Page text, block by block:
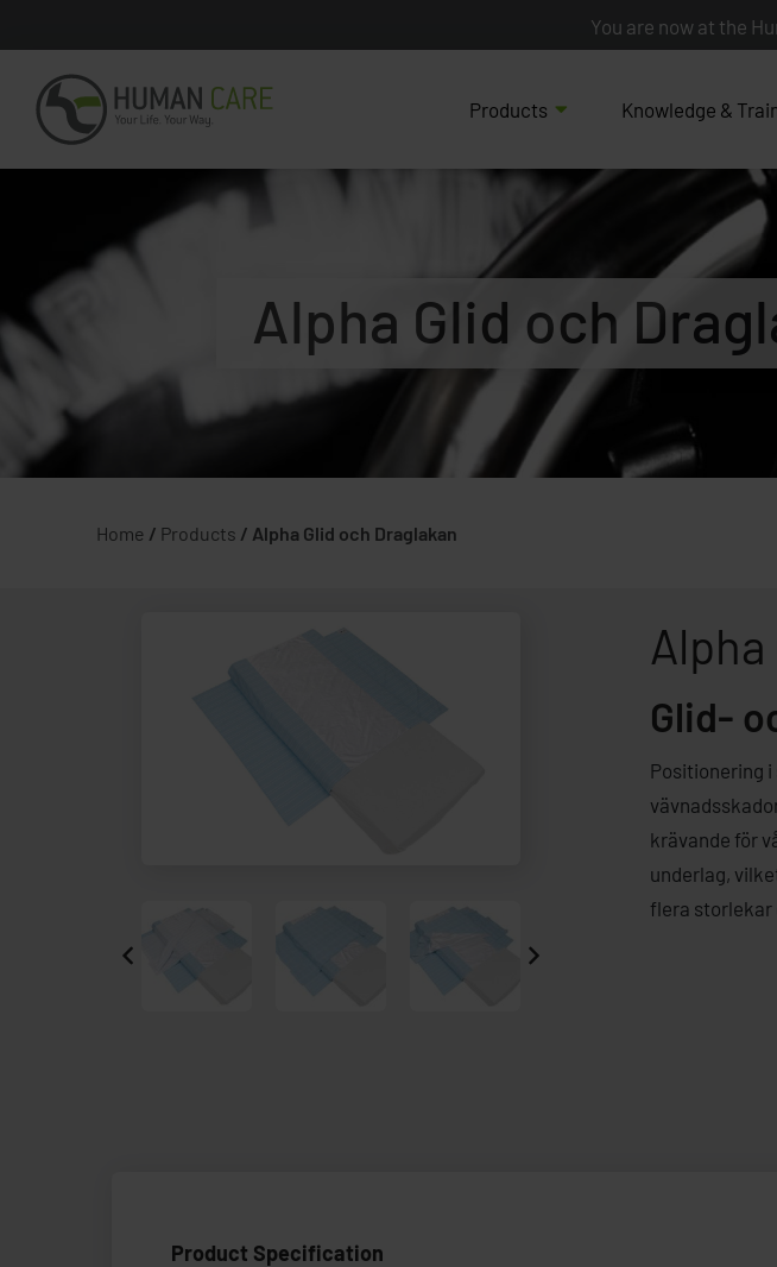
You are now at the
Products Knowledge &
Alpha Glid och
Home / Products / Alpha Glid och Draglakan
Glid-
Positionering
krävande för
underlag,
flera storlekar
Product Specification